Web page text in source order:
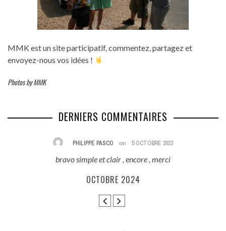
MMK est un site participatif, commentez, partagez et
envoyez-nous vos idées !
Photos by MMK
DERNIERS COMMENTAIRES
PHILIPPE PASCO on 5 OCTOBRE 2023
bravo simple et clair , encore , merci
OCTOBRE 2024